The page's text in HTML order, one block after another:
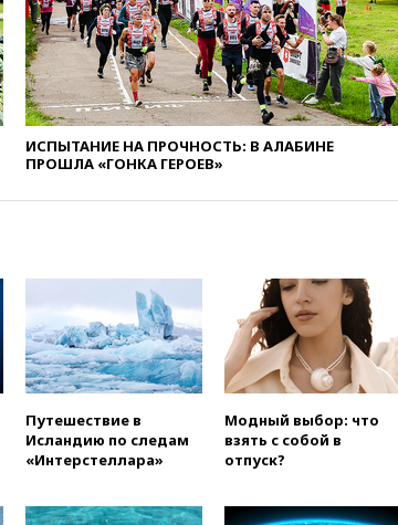
НЛО
вчера, 21:00 На границе
Украины с Польшей скопилось
свыше 6,5 тысячи грузовиков
вчера, 20:53Швыдкой:
«Интервидение» точно
пройдет в 2026 году
вчера, 20:45ПВО за день
вчера, 20:35
Велосипедист
погиб при атаке FPV-дрона в
Белгородской области
вчера, 20:30Лидию Невзорову
заочно арестовали по делу о
финансировании
вчера, 20:20Суд США
постановил остановить
Белом доме
ИСПЫТАНИЕ НА ПРОЧНОСТЬ: В АЛАБИНЕ
ПРОШЛА «ГОНКА ГЕРОЕВ»
Путешествие в
Исландию по следам
«Интерстеллара»
Модный выбор: что
взять с собой в
отпуск?